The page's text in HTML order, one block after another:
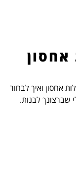
אחסון ואיך לבחור
שברצונך לבנות.